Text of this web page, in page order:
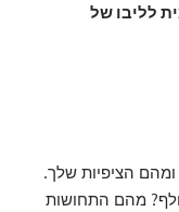
לליבו של
הציפיות שלך.
מהם התחושות